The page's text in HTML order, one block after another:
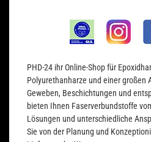
PHD-24 ihr Online-Shop für
Polyurethanharze und einer großen
Geweben, Beschichtungen und
bieten Ihnen Faserverbundstoffe
Lösungen und unterschiedliche
Sie von der Planung und